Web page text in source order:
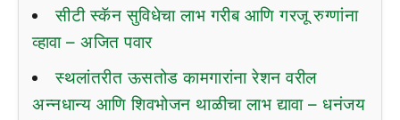
सीटी स्कॅन सुविधेचा लाभ गरीब आणि गरजू रुग्णांना
व्हावा – अजित पवार
स्थलांतरीत ऊसतोड कामगारांना रेशन वरील
अन्नधान्य आणि शिवभोजन थाळीचा लाभ द्यावा – धनंजय